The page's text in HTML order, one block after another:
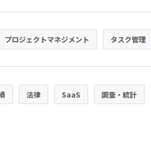
プロジェクトマネジメント タスク管理
法律 SaaS 調査・統計